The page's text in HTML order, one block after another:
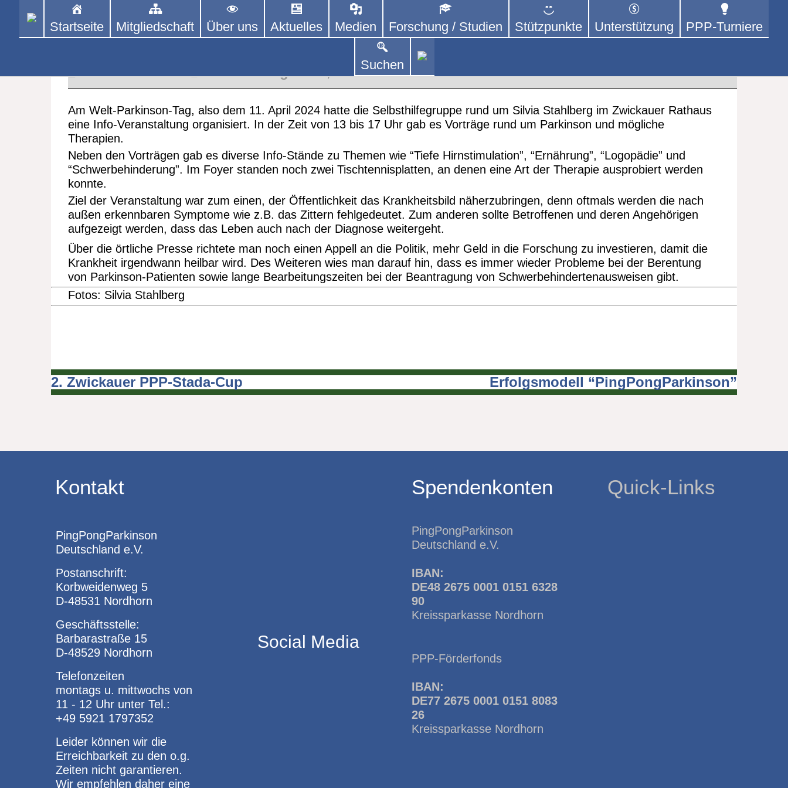
PINGPONGPARKINSON DEUTSCHLAND E. V.
ist der bundesweite Zusammenschluss von kooperierenden Vereinen und Einzelpersonen, der sich – mit dem Mittel
Tischtennis – überwiegend ehrenamtlich um Personen mit Parkinson und deren Angehörige kümmert.
Startseite Mitgliedschaft Über uns Aktuelles Medien Forschung / Studien Stützpunkte Unterstützung PPP-Turniere
Suchen
Jede Menge Informationen beim Weltparkinsontag in Zwickau
WPT 2024
Am Welt-Parkinson-Tag, also dem 11. April 2024 hatte die Selbsthilfegruppe rund um Silvia Stahlberg im Zwickauer Rathaus
eine Info-Veranstaltung organisiert. In der Zeit von 13 bis 17 Uhr gab es Vorträge rund um Parkinson und mögliche
Therapien.
Neben den Vorträgen gab es diverse Info-Stände zu Themen wie “Tiefe Hirnstimulation”, “Ernährung”, “Logopädie” und
“Schwerbehinderung”. Im Foyer standen noch zwei Tischtennisplatten, an denen eine Art der Therapie ausprobiert werden
konnte.
Ziel der Veranstaltung war zum einen, der Öffentlichkeit das Krankheitsbild näherzubringen, denn oftmals werden die nach
außen erkennbaren Symptome wie z.B. das Zittern fehlgedeutet. Zum anderen sollte Betroffenen und deren Angehörigen
aufgezeigt werden, dass das Leben auch nach der Diagnose weitergeht.
Über die örtliche Presse richtete man noch einen Appell an die Politik, mehr Geld in die Forschung zu investieren, damit die
Krankheit irgendwann heilbar wird. Des Weiteren wies man darauf hin, dass es immer wieder Probleme bei der Berentung
von Parkinson-Patienten sowie lange Bearbeitungszeiten bei der Beantragung von Schwerbehindertenausweisen gibt.
Fotos: Silvia Stahlberg
Beitragsnavigation
2. Zwickauer PPP-Stada-Cup Erfolgsmodell “PingPongParkinson”
Kontakt
PingPongParkinson
Deutschland e.V.
Postanschrift:
Korbweidenweg 5
D-48531 Nordhorn
Geschäftsstelle:
Barbarastraße 15
D-48529 Nordhorn
Telefonzeiten
montags u. mittwochs von
11 - 12 Uhr unter Tel.:
+49 5921 1797352
Leider können wir die
Erreichbarkeit zu den o.g.
Zeiten nicht garantieren.
Wir empfehlen daher eine
Social Media
Spendenkonten
PingPongParkinson
Deutschland e.V.
IBAN:
DE48 2675 0001 0151 6328
90
Kreissparkasse Nordhorn
PPP-Förderfonds
IBAN:
DE77 2675 0001 0151 8083
26
Kreissparkasse Nordhorn
Quick-Links